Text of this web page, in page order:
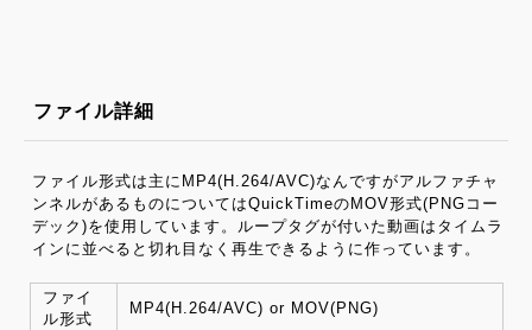
ファイル詳細
ファイル形式は主にMP4(H.264/AVC)なんですがアルファチャ
ンネルがあるものについてはQuickTimeのMOV形式(PNGコー
デック)を使用しています。ループタグが付いた動画はタイムラ
インに並べると切れ目なく再生できるように作っています。
ファイ
ル形式
MP4(H.264/AVC) or MOV(PNG)